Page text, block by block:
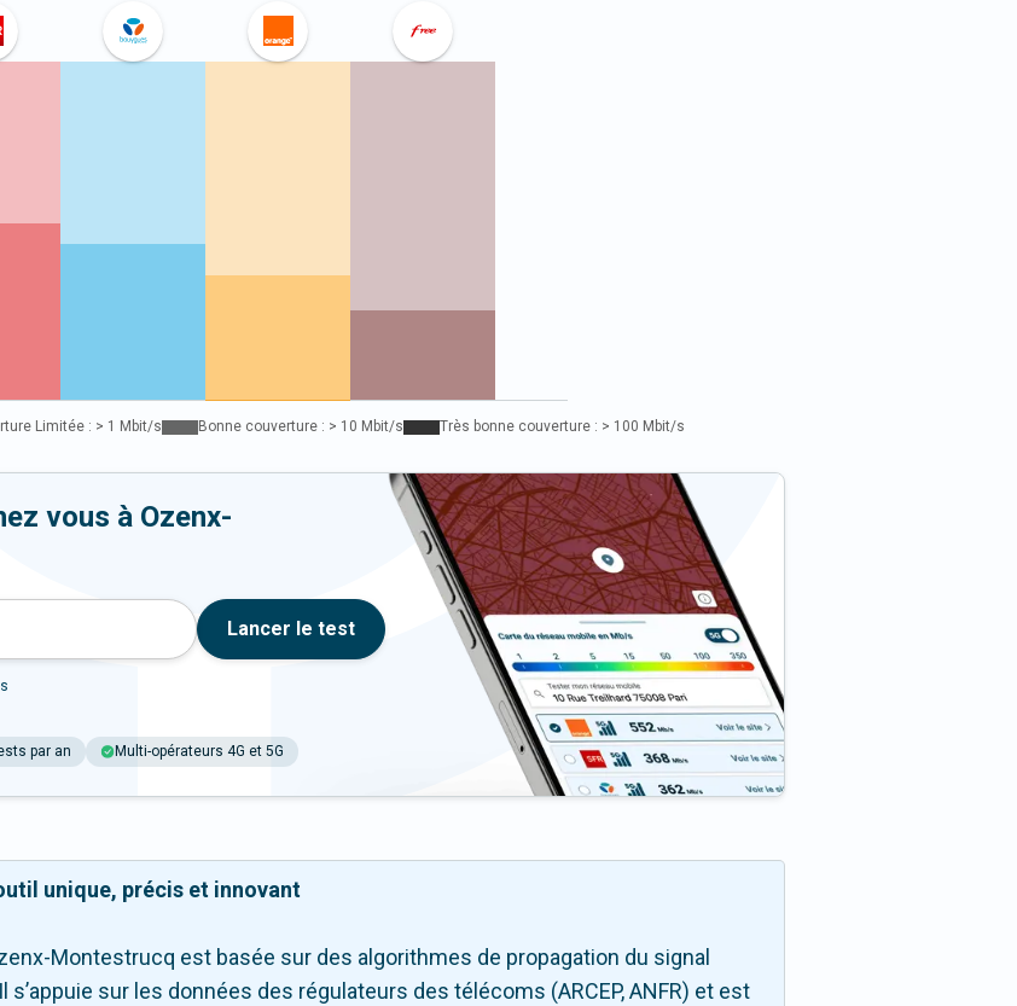
Limitée : > 1 Mbit/s Bonne couverture : > 10 Mbit/s Très bonne couverture : > 100 Mbit/s
vous à Ozenx-
Lancer le test
par an Multi-opérateurs 4G et 5G
unique, précis et innovant
Montestrucq est basée sur des algorithmes de propagation du signal
sur les données des régulateurs des télécoms (ARCEP, ANFR) et est